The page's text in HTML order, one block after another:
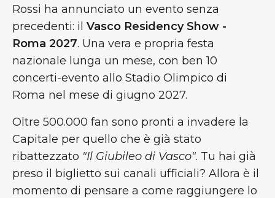
Rossi ha annunciato un evento senza
precedenti: il Vasco Residency Show -
Roma 2027. Una vera e propria festa
nazionale lunga un mese, con ben 10
concerti-evento allo Stadio Olimpico di
Roma nel mese di giugno 2027.
Oltre 500.000 fan sono pronti a invadere la
Capitale per quello che è già stato
ribattezzato "Il Giubileo di Vasco". Tu hai già
preso il biglietto sui canali ufficiali? Allora è il
momento di pensare a come raggiungere lo